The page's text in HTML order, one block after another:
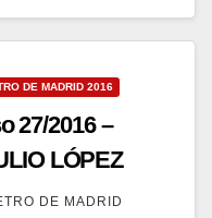
DE MADRID 2016
27/2016 –
LÓPEZ
DE MADRID